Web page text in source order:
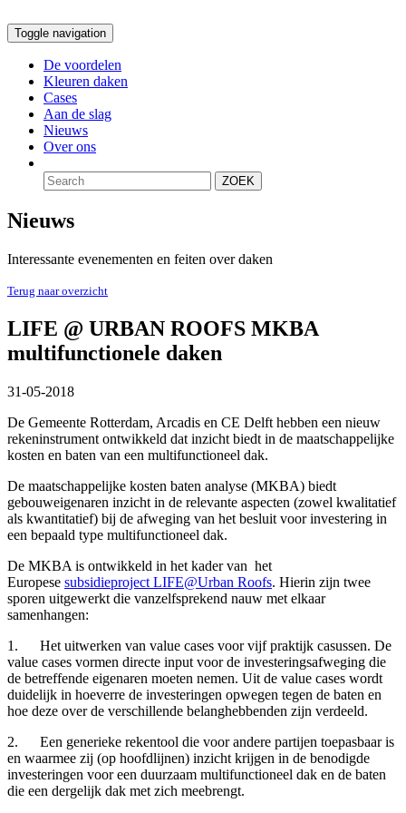
Toggle navigation
De voordelen
Kleuren daken
Cases
Aan de slag
Nieuws
Over ons
ZOEK
Nieuws
Interessante evenementen en feiten over daken
Terug naar overzicht
LIFE @ URBAN ROOFS MKBA
multifunctionele daken
31-05-2018
De Gemeente Rotterdam, Arcadis en CE Delft hebben een nieuw
rekeninstrument ontwikkeld dat inzicht biedt in de maatschappelijke
kosten en baten van een multifunctioneel dak.
De maatschappelijke kosten baten analyse (MKBA) biedt
gebouweigenaren inzicht in de relevante aspecten (zowel kwalitatief
als kwantitatief) bij de afweging van het besluit voor investering in
een bepaald type multifunctioneel dak.
De MKBA is ontwikkeld in het kader van het
Europese subsidieproject LIFE@Urban Roofs. Hierin zijn twee
sporen uitgewerkt die vanzelfsprekend nauw met elkaar
samenhangen:
1. Het uitwerken van value cases voor vijf praktijk casussen. De
value cases vormen directe input voor de investeringsafweging die
de betreffende eigenaren moeten nemen. Uit de value cases wordt
duidelijk in hoeverre de investeringen opwegen tegen de baten en
hoe deze over de verschillende belanghebbenden zijn verdeeld.
2. Een generieke rekentool die voor andere partijen toepasbaar is
en waarmee zij (op hoofdlijnen) inzicht krijgen in de benodigde
investeringen voor een duurzaam multifunctioneel dak en de baten
die een dergelijk dak met zich meebrengt.